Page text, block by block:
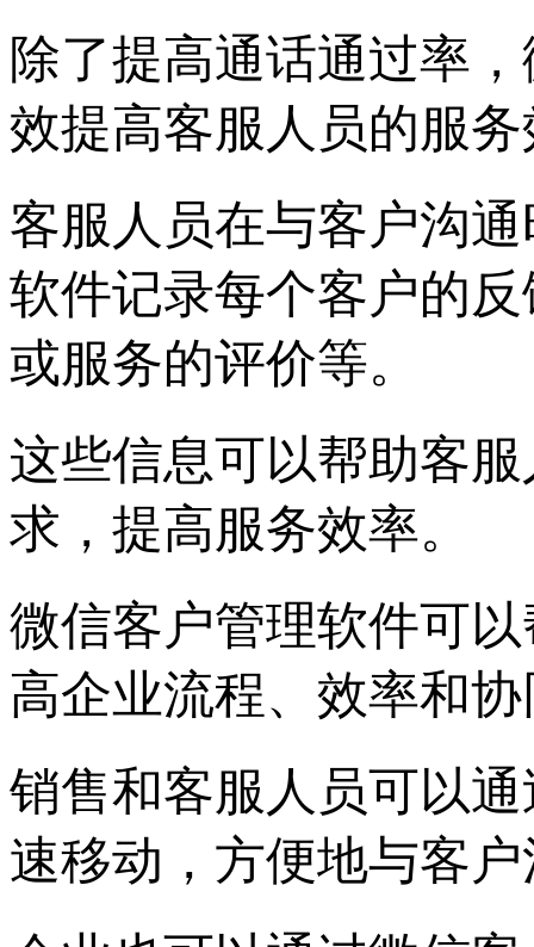
除了提高通话通过率
效提高客服人员的服
客服人员在与客户沟
软件记录每个客户的
或服务的评价等。
这些信息可以帮助客
求，提高服务效率。
微信客户管理软件可
高企业流程、效率和
销售和客服人员可以
速移动，方便地与客